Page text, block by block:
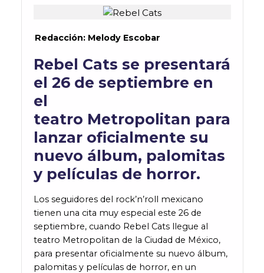
Redacción: Melody Escobar
Rebel Cats se presentará
el 26 de septiembre en
el
teatro Metropolitan para
lanzar oficialmente su
nuevo álbum, palomitas
y películas de horror.
Los seguidores del rock’n’roll mexicano
tienen una cita muy especial este 26 de
septiembre, cuando Rebel Cats llegue al
teatro Metropolitan de la Ciudad de México,
para presentar oficialmente su nuevo álbum,
palomitas y películas de horror, en un